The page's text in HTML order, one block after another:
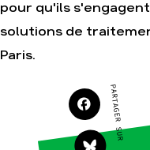
Agir au quotidien
Soutenir les
Transmettre tout ou
partie de son
pour qu'ils
solutions de
Paris.
PARTAGER SUR